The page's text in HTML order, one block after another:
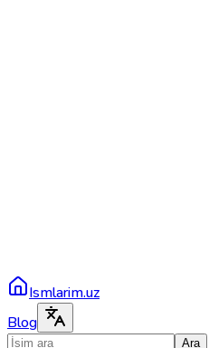
Ismlarim.uz
Blog
Ara